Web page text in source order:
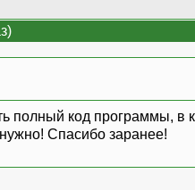
полный код программы, в
Спасибо заранее!